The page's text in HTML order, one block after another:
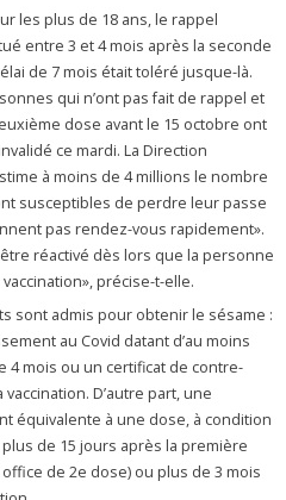
les plus de 18 ans, le rappel
entre 3 et 4 mois après la seconde
de 7 mois était toléré jusque-là.
qui n’ont pas fait de rappel et
dose avant le 15 octobre ont
ce mardi. La Direction
à moins de 4 millions le nombre
susceptibles de perdre leur passe
pas rendez-vous rapidement».
réactivé dès lors que la personne
précise-t-elle.
sont admis pour obtenir le sésame :
au Covid datant d’au moins
4 mois ou un certificat de contre-
D’autre part, une
équivalente à une dose, à condition
de 15 jours après la première
de 2e dose) ou plus de 3 mois